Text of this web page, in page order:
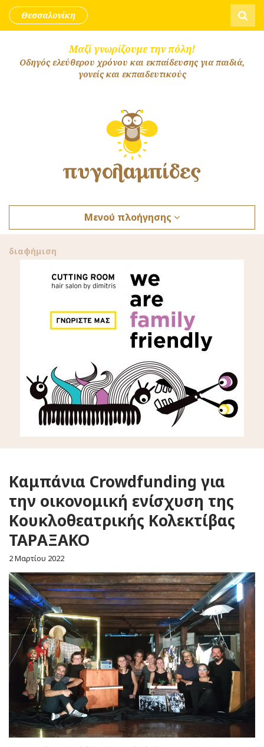
Skip to content
Θεσσαλονίκη
Μαζί γνωρίζουμε την πόλη!
Οδηγός ελεύθερου χρόνου και εκπαίδευσης για παιδιά,
γονείς και εκπαιδευτικούς
Μενού πλοήγησης
διαφήμιση
Καμπάνια Crowdfunding για
την οικονομική ενίσχυση της
Κουκλοθεατρικής Κολεκτίβας
ΤΑΡΑΞΑΚΟ
2 Μαρτίου 2022